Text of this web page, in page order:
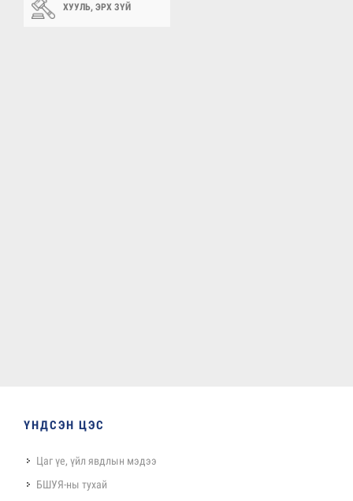
ХУУЛЬ, ЭРХ ЗҮЙ
ҮНДСЭН ЦЭС
Цаг үе, үйл явдлын мэдээ
БШУЯ-ны тухай